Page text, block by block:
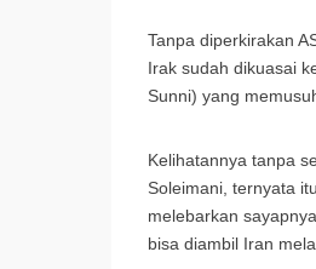
Tanpa diperkirakan
Irak sudah dikuasai
Sunni) yang
Kelihatannya tanpa
Soleimani, ternyata
melebarkan
bisa diambil Iran